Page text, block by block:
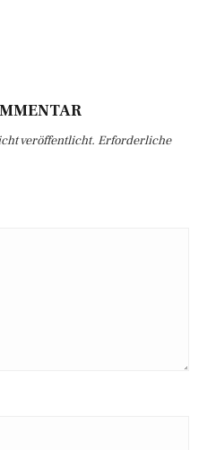
veröffentlicht. Erforderliche